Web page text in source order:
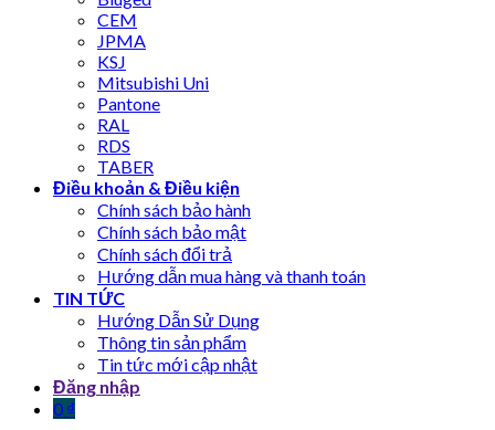
CEM
JPMA
KSJ
Mitsubishi Uni
Pantone
RAL
RDS
TABER
Điều khoản & Điều kiện
Chính sách bảo hành
Chính sách bảo mật
Chính sách đổi trả
Hướng dẫn mua hàng và thanh toán
TIN TỨC
Hướng Dẫn Sử Dụng
Thông tin sản phẩm
Tin tức mới cập nhật
Đăng nhập
0 ₫